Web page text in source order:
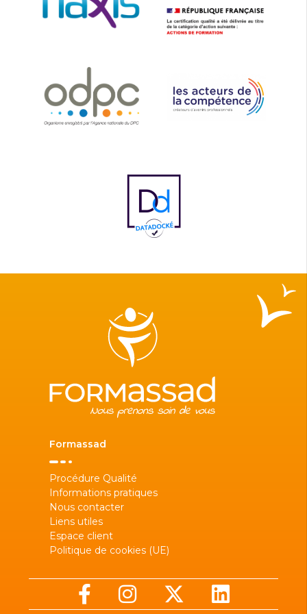
Formassad
Procédure Qualité
Informations pratiques
Nous contacter
Liens utiles
Espace client
Politique de cookies (UE)